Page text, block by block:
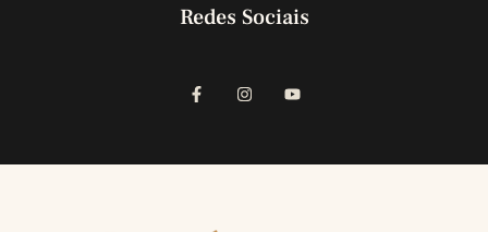
Redes Sociais